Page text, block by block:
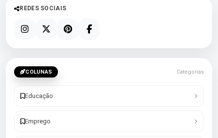
REDES SOCIAIS
COLUNAS Categorias
Educação
Emprego